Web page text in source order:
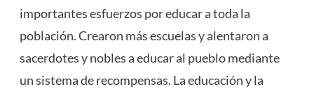
importantes esfuerzos por educar a toda la
población. Crearon más escuelas y alentaron a
sacerdotes y nobles a educar al pueblo mediante
un sistema de recompensas. La educación y la